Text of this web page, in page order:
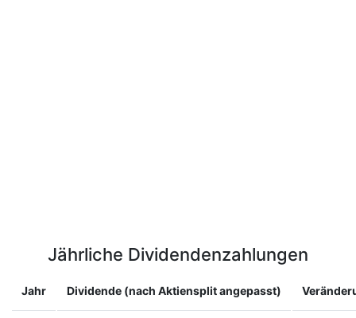
Jährliche Dividendenzahlungen
Jahr Dividende (nach Aktiensplit angepasst)